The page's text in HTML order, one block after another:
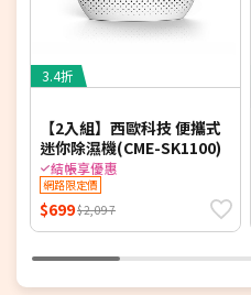
3.4折
【2入組】西歐科技 便攜式
迷你除濕機(CME-SK1100)
結帳享優惠
網路限定價
$699$2,097